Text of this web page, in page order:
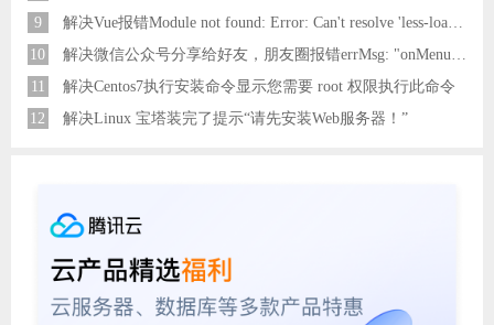
9
解决Vue报错Module not found: Error: Can't resolve 'less-loader' in 'C:\Users\Hm\Desktop\vue\vue_shop'问题
10
11
解决Centos7执行安装命令显示您需要 root 权限执行此命令
12
解决Linux 宝塔装完了提示“请先安装Web服务器！”